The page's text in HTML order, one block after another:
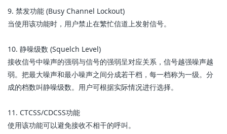
9. 禁发功能 (Busy Channel Lockout)
当使用该功能时，用户禁止在繁忙信道上发射信号。
10. 静噪级数 (Squelch Level)
接收信号中噪声的强弱与信号的强弱呈对应关系，信号越强噪声越
弱。把最大噪声和最小噪声之间分成若干档，每一档称为一级。分
成的档数叫静噪级数。用户可根据实际情况进行选择。
11. CTCSS/CDCSS功能
使用该功能可以避免接收不相干的呼叫。